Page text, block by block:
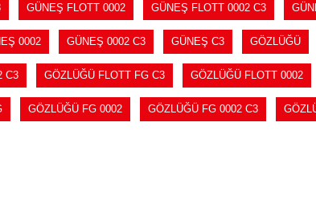
GÜNEŞ FLOTT 0002 GÜNEŞ FLOTT 0002 C3
0002 GÜNEŞ 0002 C3 GÜNEŞ C3 GÖZLÜĞÜ
C3 GÖZLÜĞÜ FLOTT FG C3 GÖZLÜĞÜ FLOTT 0002
GÖZLÜĞÜ FG 0002 GÖZLÜĞÜ FG 0002 C3